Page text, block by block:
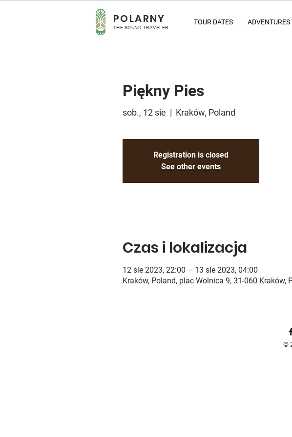
POLARNY
THE SOUND TRAVELER
TOUR DATES ADVENTURES
Piękny Pies
sob., 12 sie
  |
Kraków, Poland
Registration is closed
See other events
Czas i lokalizacja
12 sie 2023, 22:00 – 13 sie 2023, 04:00
Kraków, Poland, plac Wolnica 9, 31-060 Kraków,
©